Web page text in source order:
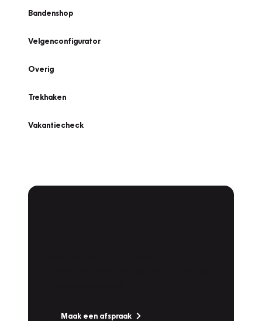
Bandenshop
Velgenconfigurator
Overig
Trekhaken
Vakantiecheck
Maak een afspraak